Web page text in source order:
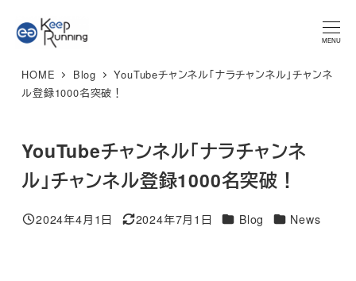
イ
MENU
★マラソンプラン 体験レッスン★ 特別限定価格 3,300円 → ご
予約はこちら
HOME Blog
YouTubeチャンネル「ナラチャンネル」チャンネ
ル登録1000名突破！
YouTubeチャンネル「ナラチャンネ
ル」チャンネル登録1000名突破！
投稿日
2024年4月1日
更新日
2024年7月1日 カテゴリー
Blog カテゴリー
News